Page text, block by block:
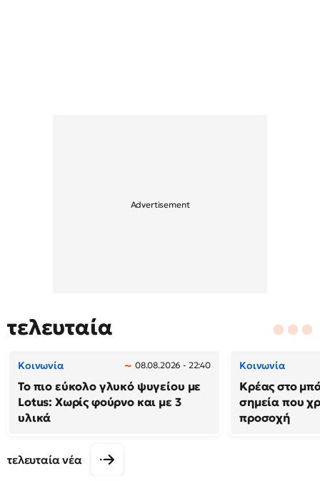
τελευταία
Κοινωνία 08.08.2026 - 22:40
Το πιο εύκολο γλυκό ψυγείου με
Lotus: Χωρίς φούρνο και με 3
υλικά
Κοινωνία
Κρέας στο
σημεία που
προσοχή
τελευταία νέα